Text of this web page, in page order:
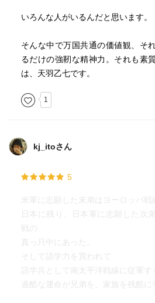
う。まあ満州言葉なのかそれとも
うなぁ。
その溥儀証言中の法廷休憩時間に
有りｗ）についてしゃべっている
告たちは絶対にお互いに会話させ
わせられると困るからだ。この東
被告であるなら問題ないのであ
457ページの溥儀の証言/説明に「
と婚約していたのですが，…」と
る。僕は あれ？溥儀って子供いた
するとその後470ページには田中と
溥儀は…男色のせいか，あるいは
にも妃にも子供が生まれなかった
いろんな人がいるんだと思います。
そんな中で万国共通の価値観、そ
るだけの強靭な精神力。それも素
は、天羽乙七です。
1
kj_itoさん
5
米軍に志願した末弟はヨーロッパ戦
日本に残り、日本軍に志願した次
戦の
真っ只中にあった。
そして語学力を買われて
語学兵として南太平洋戦線に従軍す
過酷な運命が兄弟を、家族を残酷に